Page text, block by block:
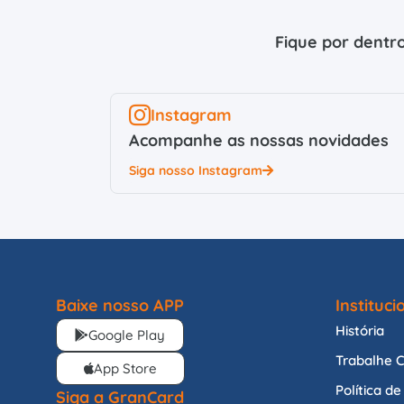
Fique por
Instagram
Acompanhe as nossas novidades
Siga nosso Instagram
Baixe nosso APP
Google Play
App Store
Siga a GranCard
História
Trabalhe
Política